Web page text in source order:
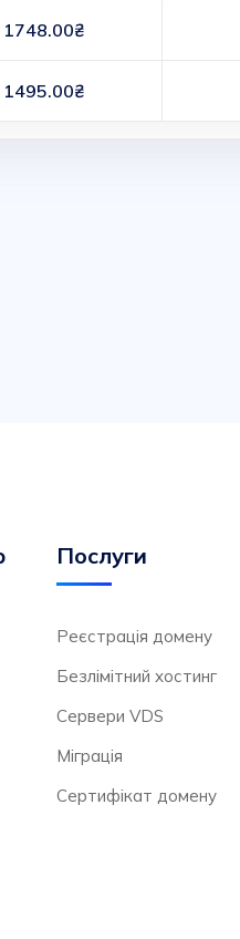
1748.00₴
1495.00₴
Послуги
Реєстрація домену
Безлімітний хостинг
Сервери VDS
Міграція
Сертифікат домену